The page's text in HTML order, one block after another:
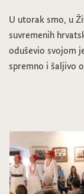
U utorak smo, u
suvremenih
oduševio svojom
spremno i šaljivo